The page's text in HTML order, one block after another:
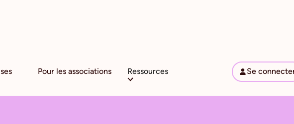
Pour les associations Ressources Se